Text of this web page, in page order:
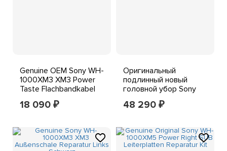
Genuine OEM Sony WH-
1000XM3 XM3 Power
Taste Flachbandkabel
Reparatur Teil
18 090 ₽
Оригинальный
подлинный новый
головной убор Sony
WH-1000XM6
Запасная часть - синий
48 290 ₽